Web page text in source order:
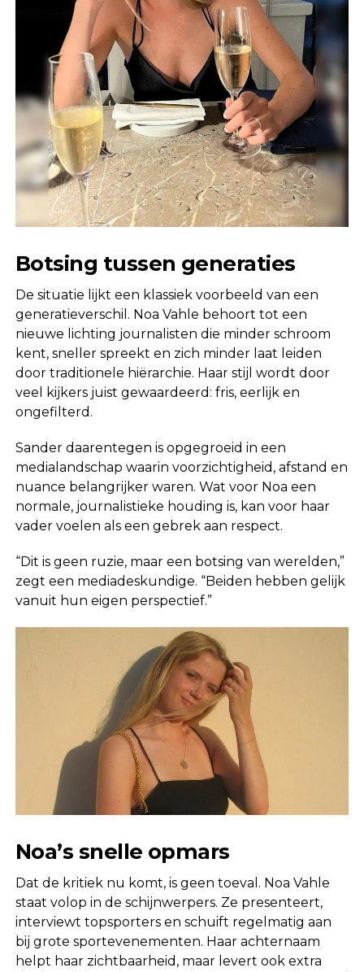
Botsing tussen generaties
De situatie lijkt een klassiek voorbeeld van een
generatieverschil. Noa Vahle behoort tot een
nieuwe lichting journalisten die minder schroom
kent, sneller spreekt en zich minder laat leiden
door traditionele hiërarchie. Haar stijl wordt door
veel kijkers juist gewaardeerd: fris, eerlijk en
ongefilterd.
Sander daarentegen is opgegroeid in een
medialandschap waarin voorzichtigheid, afstand en
nuance belangrijker waren. Wat voor Noa een
normale, journalistieke houding is, kan voor haar
vader voelen als een gebrek aan respect.
“Dit is geen ruzie, maar een botsing van werelden,”
zegt een mediadeskundige. “Beiden hebben gelijk
vanuit hun eigen perspectief.”
Noa’s snelle opmars
Dat de kritiek nu komt, is geen toeval. Noa Vahle
staat volop in de schijnwerpers. Ze presenteert,
interviewt topsporters en schuift regelmatig aan
bij grote sportevenementen. Haar achternaam
helpt haar zichtbaarheid, maar levert ook extra